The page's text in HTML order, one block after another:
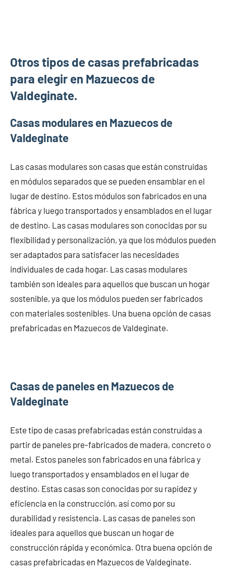
Otros tipos de casas prefabricadas
para elegir en Mazuecos de
Valdeginate.
Casas modulares en Mazuecos de
Valdeginate
Las casas modulares son casas que están construidas
en módulos separados que se pueden ensamblar en el
lugar de destino. Estos módulos son fabricados en una
fábrica y luego transportados y ensamblados en el lugar
de destino. Las casas modulares son conocidas por su
flexibilidad y personalización, ya que los módulos pueden
ser adaptados para satisfacer las necesidades
individuales de cada hogar. Las casas modulares
también son ideales para aquellos que buscan un hogar
sostenible, ya que los módulos pueden ser fabricados
con materiales sostenibles. Una buena opción de casas
prefabricadas en Mazuecos de Valdeginate.
Casas de paneles en Mazuecos de
Valdeginate
Este tipo de casas prefabricadas están construidas a
partir de paneles pre-fabricados de madera, concreto o
metal. Estos paneles son fabricados en una fábrica y
luego transportados y ensamblados en el lugar de
destino. Estas casas son conocidas por su rapidez y
eficiencia en la construcción, así como por su
durabilidad y resistencia. Las casas de paneles son
ideales para aquellos que buscan un hogar de
construcción rápida y económica. Otra buena opción de
casas prefabricadas en Mazuecos de Valdeginate.